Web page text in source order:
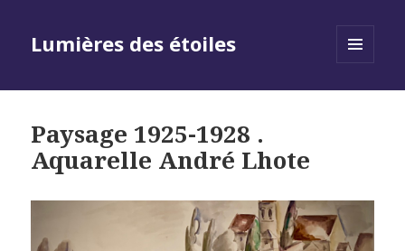
Lumières des étoiles
Paysage 1925-1928 .
Aquarelle André Lhote